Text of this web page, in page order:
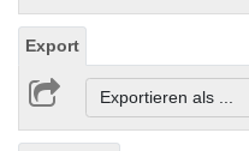
Export
Exportieren als ...